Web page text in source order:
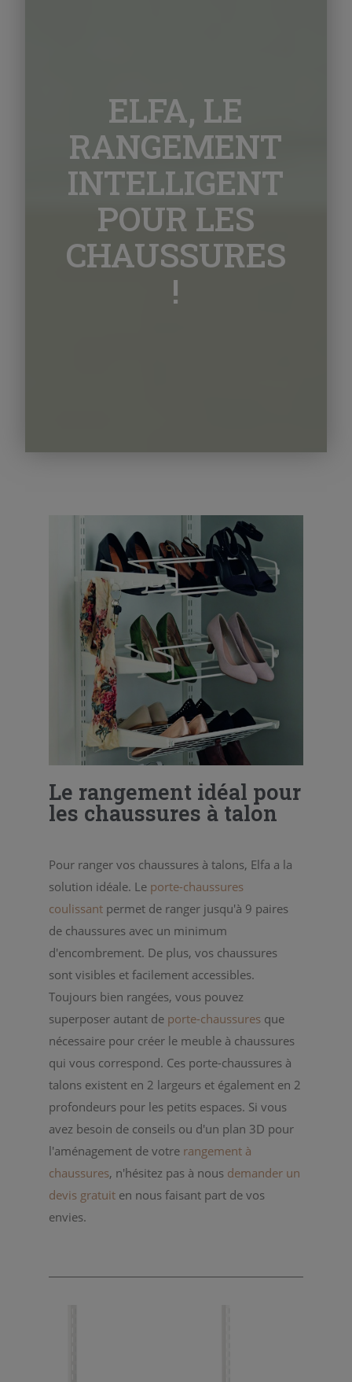
ELFA, LE
RANGEMENT
INTELLIGENT
POUR LES
CHAUSSURES
!
Le rangement idéal pour
les chaussures à talon
Pour ranger vos chaussures à talons, Elfa a la
solution idéale. Le porte-chaussures
coulissantpermet de ranger jusqu'à 9 paires
de chaussures avec un minimum
d'encombrement. De plus, vos chaussures
sont visibles et facilement accessibles.
Toujours bien rangées, vous pouvez
superposer autant de porte-chaussuresque
nécessaire pour créer le meuble à chaussures
qui vous correspond. Ces porte-chaussures à
talons existent en 2 largeurs et également en 2
profondeurs pour les petits espaces. Si vous
avez besoin de conseils ou d'un plan 3D pour
l'aménagement de votre rangement à
chaussures, n'hésitez pas à nous demander un
devis gratuiten nous faisant part de vos
envies.